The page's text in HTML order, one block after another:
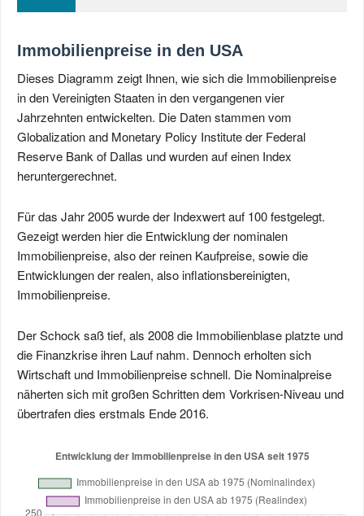
Immobilienpreise in den USA
Dieses Diagramm zeigt Ihnen, wie sich die Immobilienpreise
in den Vereinigten Staaten in den vergangenen vier
Jahrzehnten entwickelten. Die Daten stammen vom
Globalization and Monetary Policy Institute der Federal
Reserve Bank of Dallas und wurden auf einen Index
heruntergerechnet.
Für das Jahr 2005 wurde der Indexwert auf 100 festgelegt.
Gezeigt werden hier die Entwicklung der nominalen
Immobilienpreise, also der reinen Kaufpreise, sowie die
Entwicklungen der realen, also inflationsbereinigten,
Immobilienpreise.
Der Schock saß tief, als 2008 die Immobilienblase platzte und
die Finanzkrise ihren Lauf nahm. Dennoch erholten sich
Wirtschaft und Immobilienpreise schnell. Die Nominalpreise
näherten sich mit großen Schritten dem Vorkrisen-Niveau und
übertrafen dies erstmals Ende 2016.